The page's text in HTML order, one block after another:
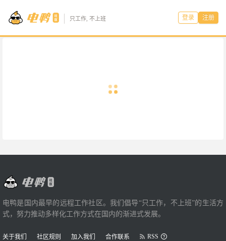
只工作, 不上班 登录 注册
电鸭是国内最早的远程工作社区。我们倡导“只工作，不上班”的生活方
式，努力推动多样化工作方式在国内的渐进式发展。
关于我们 社区规则 加入我们 合作联系 RSS